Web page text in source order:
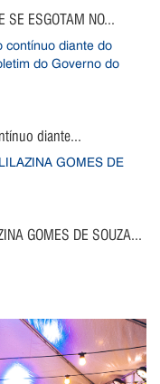
SE ESGOTAM NO...
diante...
GOMES DE SOUZA...